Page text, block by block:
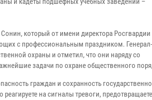
который от имени директора Росгвардии
с профессиональным праздником.
охраны и отметил, что они наряду со
задачи по охране общественного
граждан и сохранность
на сигналы тревоги, предотвращаете